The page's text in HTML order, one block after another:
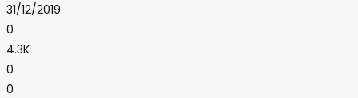
31/12/2019
0
4.3K
0
0